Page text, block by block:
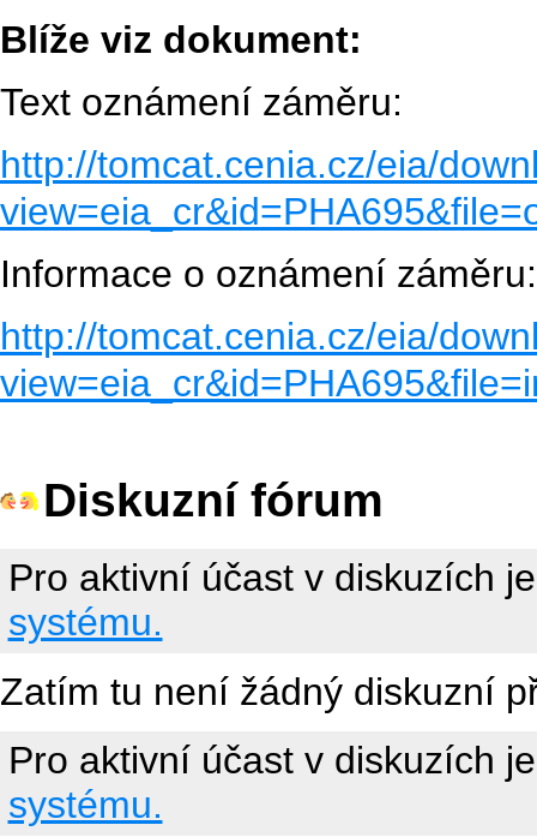
Blíže viz dokument:
Text oznámení záměru:
http://tomcat.cenia.cz/eia/
Informace o oznámení záměru:
http://tomcat.cenia.cz/eia/
Diskuzní fórum
Pro aktivní účast v diskuzích
systému.
Zatím tu není žádný diskuzní
Pro aktivní účast v diskuzích
systému.